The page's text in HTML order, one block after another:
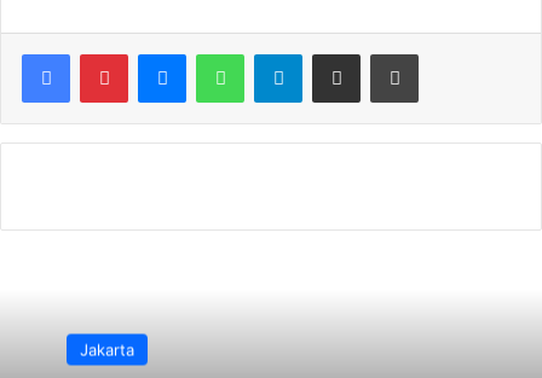
c
e
b
o
k
itt
er
ai
l
ar
e
Telegram
Jakarta